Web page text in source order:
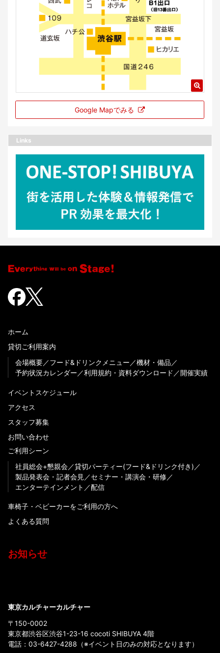
Google Mapでみる
Links
ホーム
貸切ご利用案内
会場概要
フード&ドリンクメニュー
機材・備品
予約状況カレンダー
利用規約・資料ダウンロード 開催実績
イベントスケジュール
アクセス
スタッフ募集
お問い合わせ
ご利用シーン
社員総会+懇親会
貸切パーティー(フード&ドリンク付き)
製品発表会・記者会見
セミナー・講演会・研修
エンターテインメント
配信
車椅子・ベビーカーをご利用の方へ
よくある質問
お知らせ
東京カルチャーカルチャー
〒150-0002
東京都渋谷区渋谷1-23-16 cocoti SHIBUYA 4階
電話： 03-6427-4288 （※イベント日のみの対応となります）